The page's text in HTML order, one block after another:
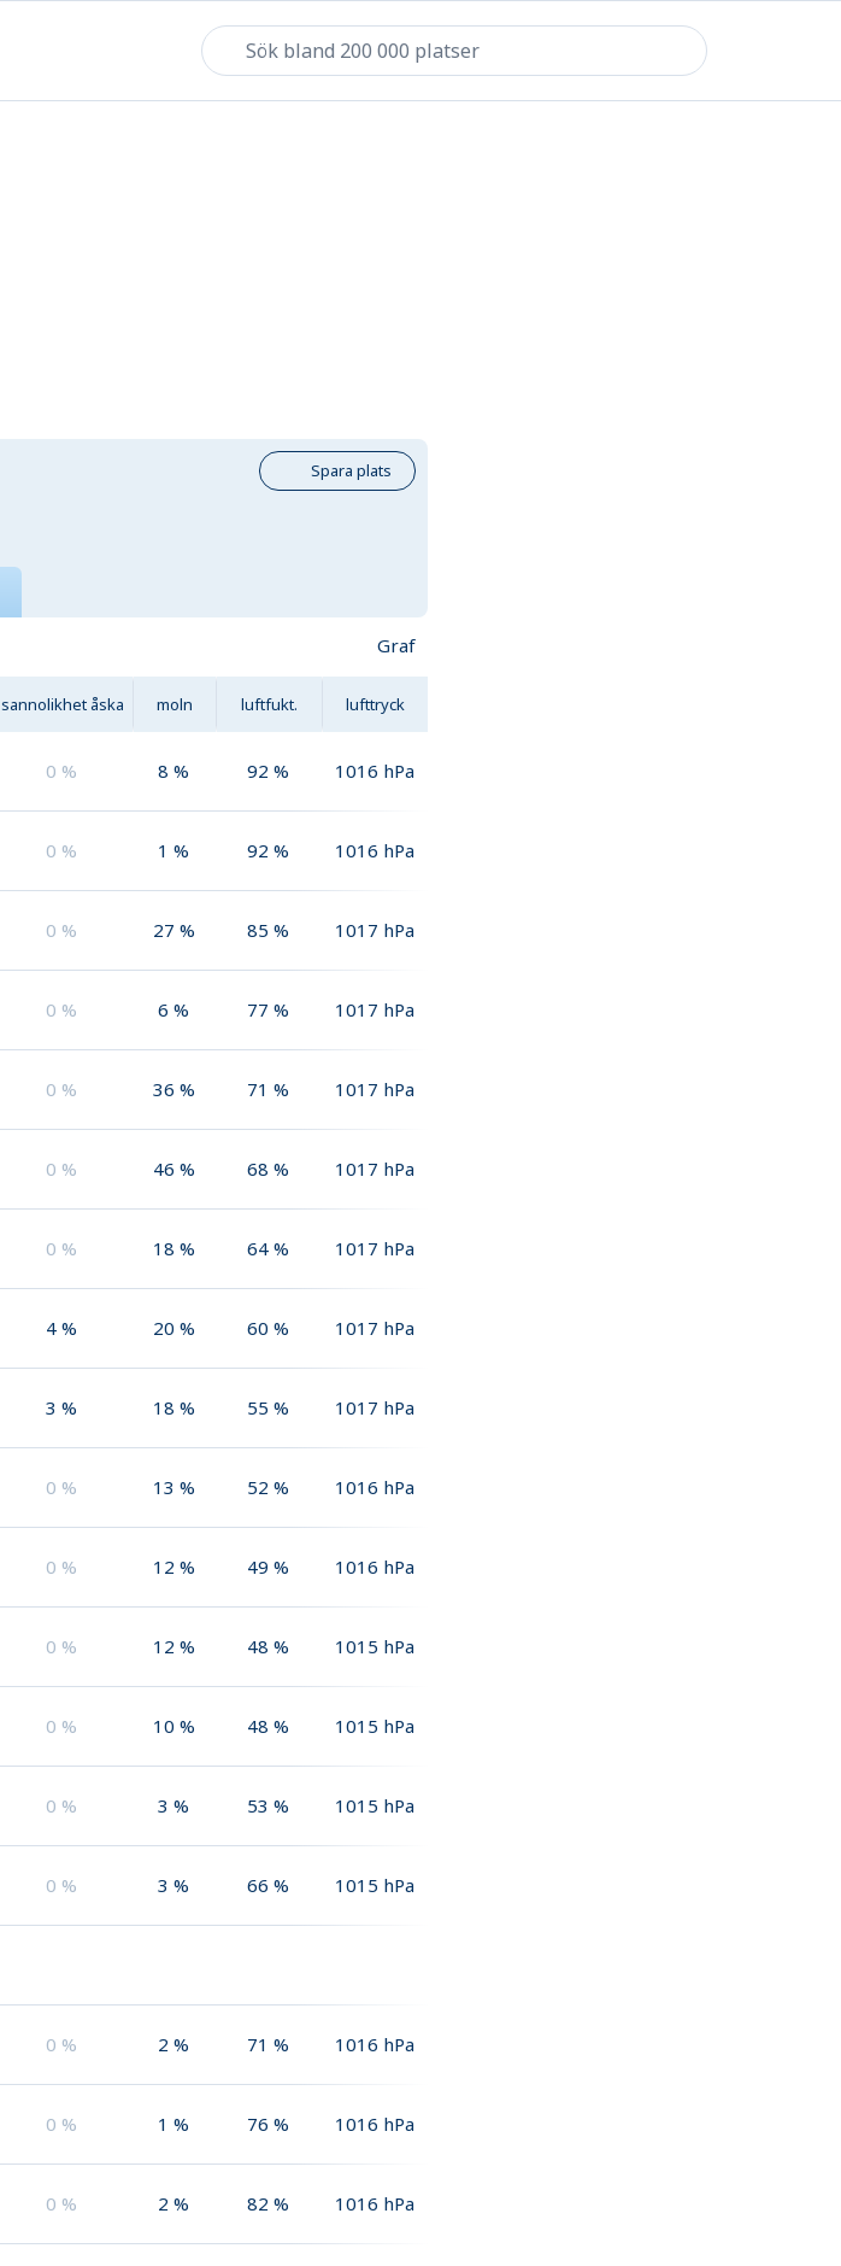
Spara plats
Graf
sannolikhet åska moln luftfukt. lufttryck
0 % 8 % 92 % 1016 hPa
0 % 1 % 92 % 1016 hPa
0 % 27 % 85 % 1017 hPa
0 % 6 % 77 % 1017 hPa
0 % 36 % 71 % 1017 hPa
0 % 46 % 68 % 1017 hPa
0 % 18 % 64 % 1017 hPa
4 % 20 % 60 % 1017 hPa
3 % 18 % 55 % 1017 hPa
0 % 13 % 52 % 1016 hPa
0 % 12 % 49 % 1016 hPa
0 % 12 % 48 % 1015 hPa
0 % 10 % 48 % 1015 hPa
0 % 3 % 53 % 1015 hPa
0 % 3 % 66 % 1015 hPa
0 % 2 % 71 % 1016 hPa
0 % 1 % 76 % 1016 hPa
0 % 2 % 82 % 1016 hPa